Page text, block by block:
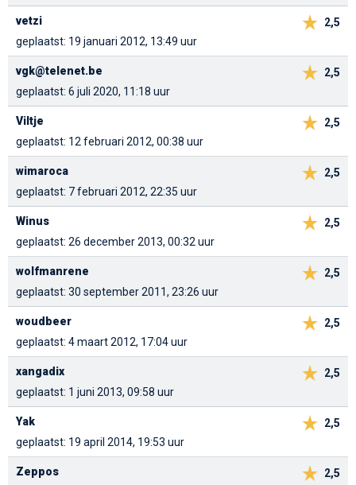
2,5
vetzi
geplaatst: 19 januari 2012, 13:49 uur
2,5
vgk@telenet.be
geplaatst: 6 juli 2020, 11:18 uur
2,5
Viltje
geplaatst: 12 februari 2012, 00:38 uur
2,5
wimaroca
geplaatst: 7 februari 2012, 22:35 uur
2,5
Winus
geplaatst: 26 december 2013, 00:32 uur
2,5
wolfmanrene
geplaatst: 30 september 2011, 23:26 uur
2,5
woudbeer
geplaatst: 4 maart 2012, 17:04 uur
2,5
xangadix
geplaatst: 1 juni 2013, 09:58 uur
2,5
Yak
geplaatst: 19 april 2014, 19:53 uur
2,5
Zeppos